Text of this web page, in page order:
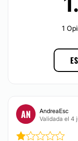
Financiación o
1
AN
AndreaEsc
Validada el 4